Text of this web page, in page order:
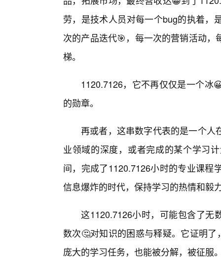
劳，是技术人员对每一个bug的执着，
次的产品迭代🎯，每一次的营销活动
梯。
1120.7126，它不再仅仅是一个冰
的勋章。
再或者，这串数字代表的是一个人
业领域的深度，或者完成的某个学习
间，完成了1120.7126小时的专业课程
信息爆炸的时代，保持学习的热情和毅
这1120.7126小时，可能包含了无
数次🤔对知识的困惑与释疑。它证明
庞大的学习任务，也能被分解，被征服